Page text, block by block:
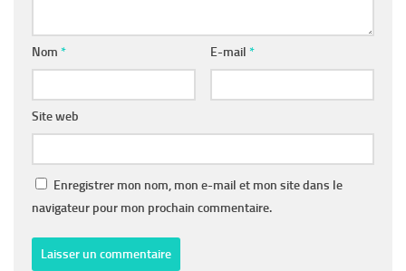
Nom * E-mail *
Site web
Enregistrer mon nom, mon e-mail et mon site dans le
navigateur pour mon prochain commentaire.